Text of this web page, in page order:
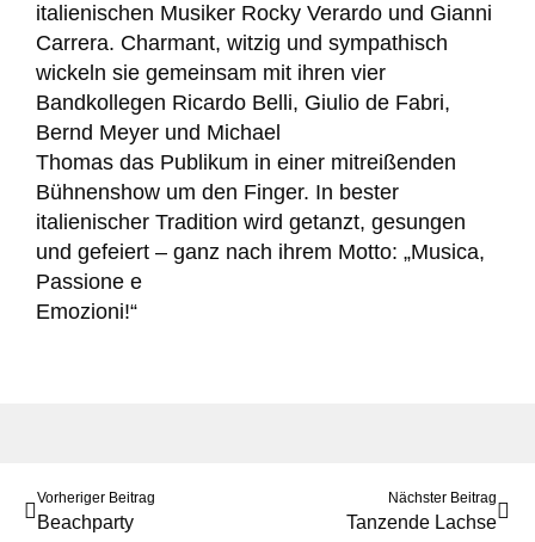
italienischen Musiker Rocky Verardo und Gianni
Carrera. Charmant, witzig und sympathisch
wickeln sie gemeinsam mit ihren vier
Bandkollegen Ricardo Belli, Giulio de Fabri,
Bernd Meyer und Michael
Thomas das Publikum in einer mitreißenden
Bühnenshow um den Finger. In bester
italienischer Tradition wird getanzt, gesungen
und gefeiert – ganz nach ihrem Motto: „Musica,
Passione e
Emozioni!“
Vorheriger Beitrag
Beachparty
Nächster Beitrag
Tanzende Lachse